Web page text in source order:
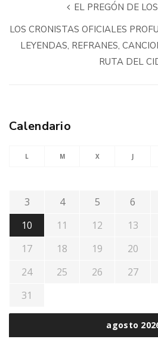
EL PREGÓN DE
LOS CRONISTAS OFICIALES
LEYENDAS, REFRANES,
RUTA DEL
Calendario
agosto
L M X J
3
4 5 6
10
11 12 13
17
18 19 20
24
25 26 27
31